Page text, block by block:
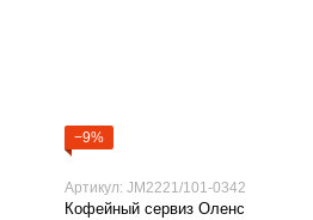
−9%
Артикул: JM2221/101-0342
Кофейный сервиз Оленс